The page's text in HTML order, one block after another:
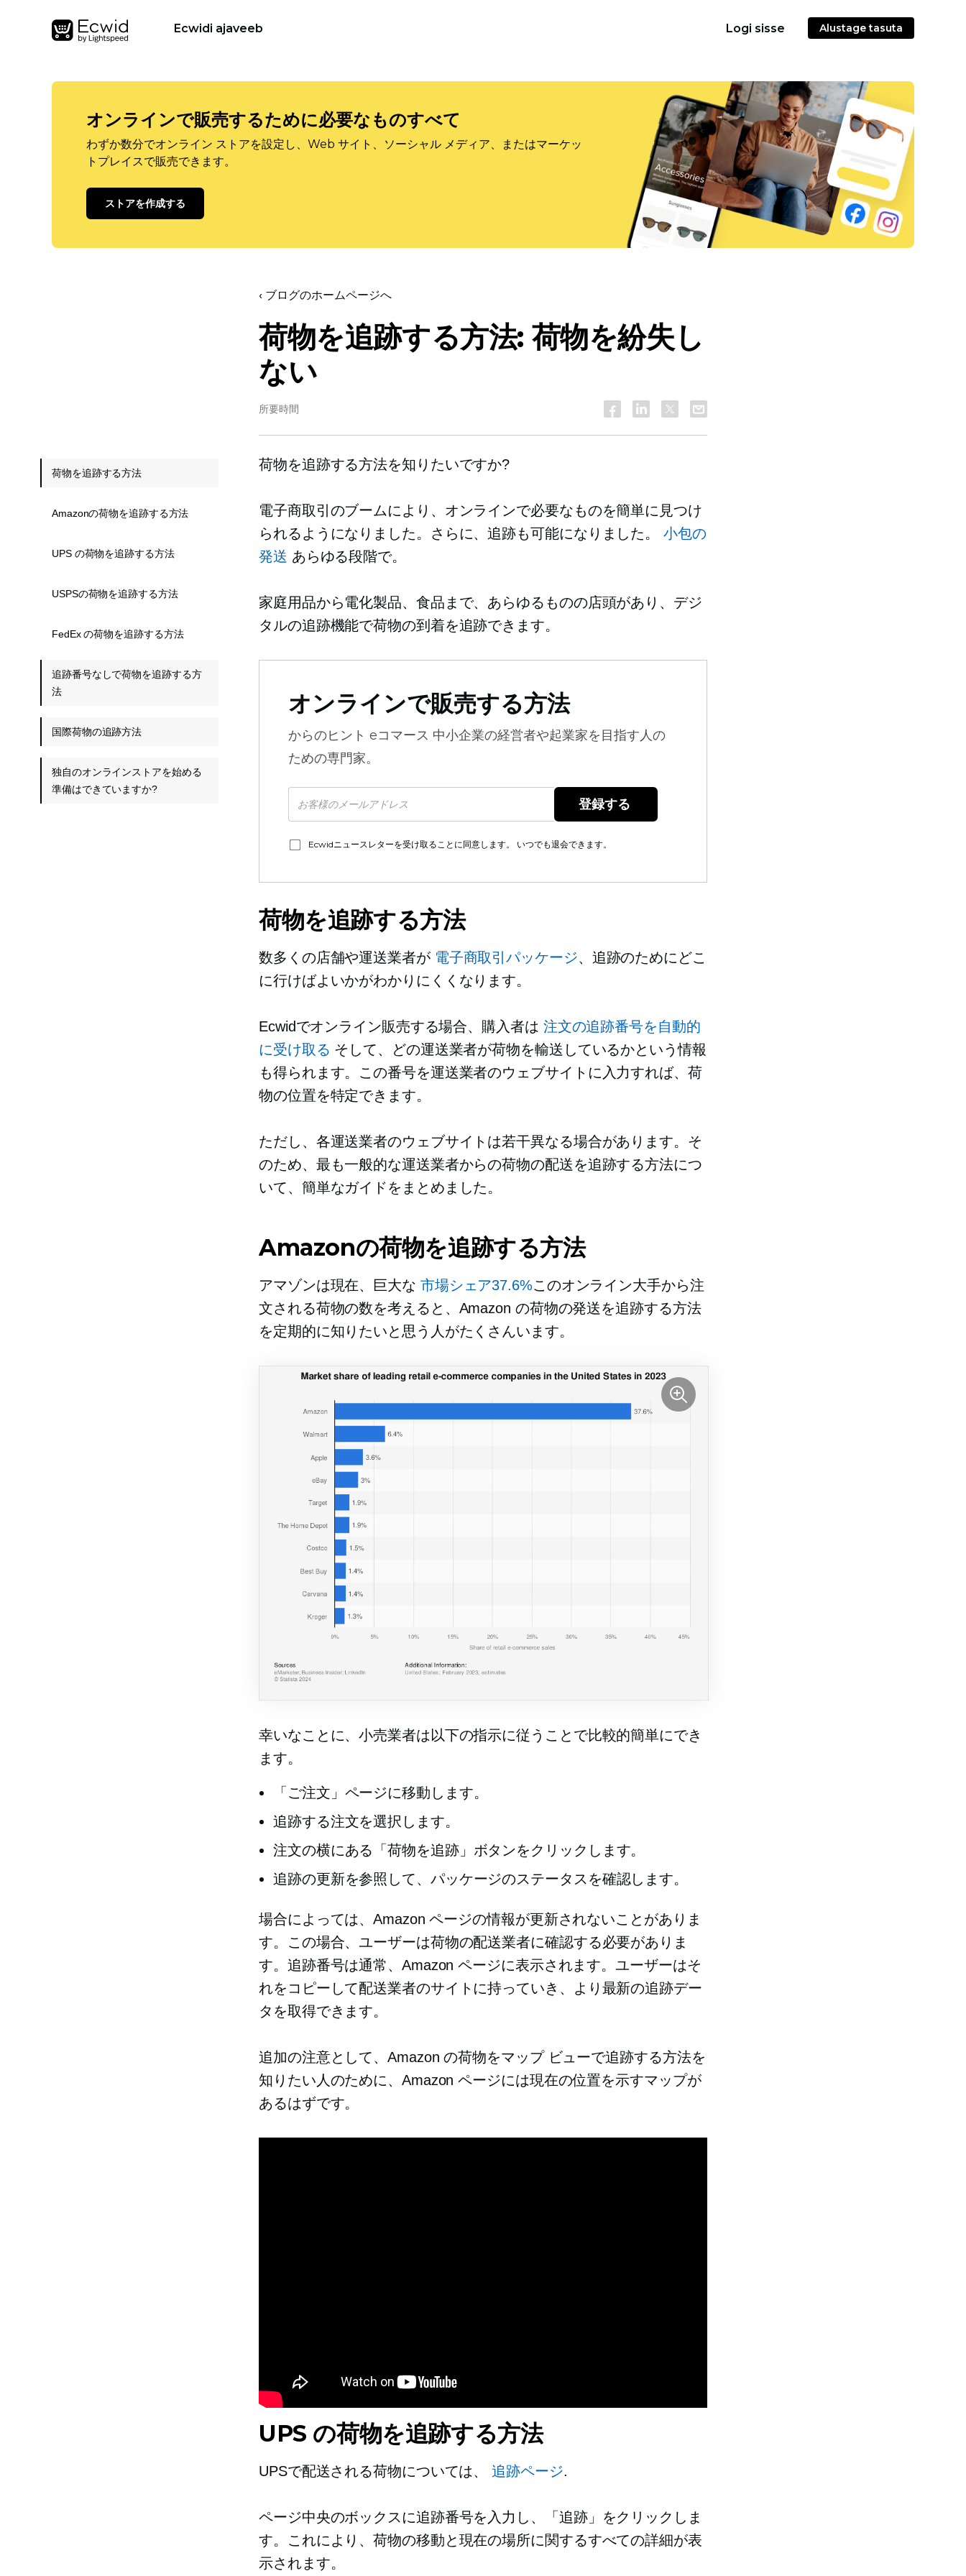
Ecwidi ajaveeb Logi sisse Alustage tasuta
オンラインで販売するために必要なものすべて
わずか数分でオンライン ストアを設定し、Web サイト、ソーシャル メディア、またはマーケッ
トプレイスで販売できます。
ストアを作成する
‹ ブログのホームページへ
荷物を追跡する方法: 荷物を紛失し
ない
所要時間
荷物を追跡する方法を知りたいですか?
電子商取引のブームにより、オンラインで必要なものを簡単に見つけ
られるようになりました。さらに、追跡も可能になりました。小包の
発送 あらゆる段階で。
家庭用品から電化製品、食品まで、あらゆるものの店頭があり、デジ
タルの追跡機能で荷物の到着を追跡できます。
オンラインで販売する方法
からのヒント eコマース 中小企業の経営者や起業家を目指す人の
ための専門家。
Ecwidニュースレターを受け取ることに同意します。 いつでも退会できます。
荷物を追跡する方法
数多くの店舗や運送業者が 電子商取引パッケージ、追跡のためにどこ
に行けばよいかがわかりにくくなります。
Ecwidでオンライン販売する場合、購入者は 注文の追跡番号を自動的
に受け取る そして、どの運送業者が荷物を輸送しているかという情報
も得られます。この番号を運送業者のウェブサイトに入力すれば、荷
物の位置を特定できます。
ただし、各運送業者のウェブサイトは若干異なる場合があります。そ
のため、最も一般的な運送業者からの荷物の配送を追跡する方法につ
いて、簡単なガイドをまとめました。
Amazonの荷物を追跡する方法
アマゾンは現在、巨大な 市場シェア37.6%このオンライン大手から注
文される荷物の数を考えると、Amazon の荷物の発送を追跡する方法
を定期的に知りたいと思う人がたくさんいます。
幸いなことに、小売業者は以下の指示に従うことで比較的簡単にでき
ます。
「ご注文」ページに移動します。
追跡する注文を選択します。
注文の横にある「荷物を追跡」ボタンをクリックします。
追跡の更新を参照して、パッケージのステータスを確認します。
場合によっては、Amazon ページの情報が更新されないことがありま
す。この場合、ユーザーは荷物の配送業者に確認する必要がありま
す。追跡番号は通常、Amazon ページに表示されます。ユーザーはそ
れをコピーして配送業者のサイトに持っていき、より最新の追跡デー
タを取得できます。
追加の注意として、Amazon の荷物をマップ ビューで追跡する方法を
知りたい人のために、Amazon ページには現在の位置を示すマップが
あるはずです。
UPS の荷物を追跡する方法
UPSで配送される荷物については、追跡ページ.
ページ中央のボックスに追跡番号を入力し、「追跡」をクリックしま
す。これにより、荷物の移動と現在の場所に関するすべての詳細が表
示されます。
荷物を追跡する方法
Amazonの荷物を追跡する方法
UPS の荷物を追跡する方法
USPSの荷物を追跡する方法
FedEx の荷物を追跡する方法
追跡番号なしで荷物を追跡する方
法
国際荷物の追跡方法
独自のオンラインストアを始める
準備はできていますか?